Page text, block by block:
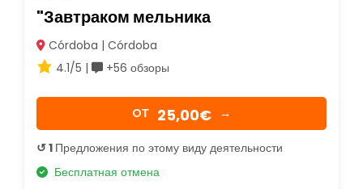
"Завтраком мельника
Córdoba | Córdoba
4.1/5 |
+56 обзоры
OТ 25,00€ →
↺ 1 Предложения по этому виду деятельности
Бесплатная отмена